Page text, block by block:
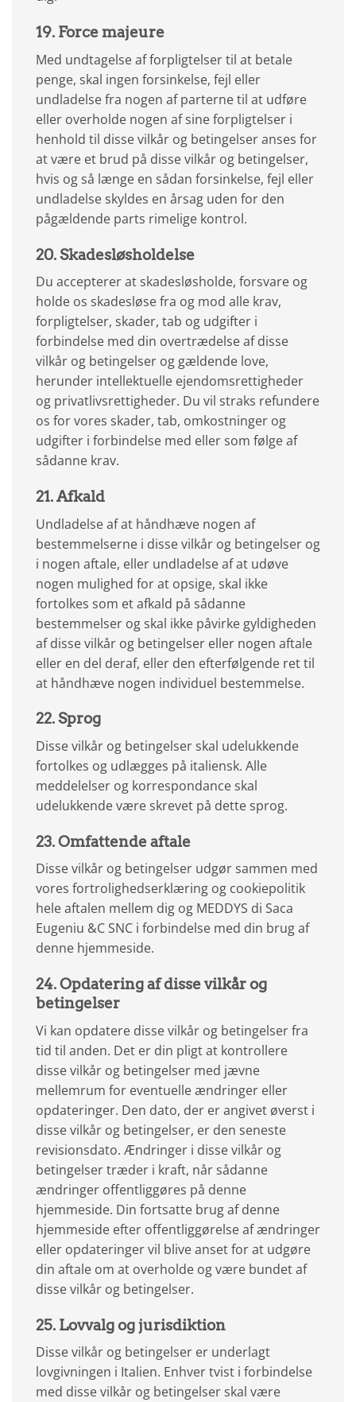
19. Force majeure
Med undtagelse af forpligtelser til at betale
penge, skal ingen forsinkelse, fejl eller
undladelse fra nogen af parterne til at udføre
eller overholde nogen af sine forpligtelser i
henhold til disse vilkår og betingelser anses for
at være et brud på disse vilkår og betingelser,
hvis og så længe en sådan forsinkelse, fejl eller
undladelse skyldes en årsag uden for den
pågældende parts rimelige kontrol.
20. Skadesløsholdelse
Du accepterer at skadesløsholde, forsvare og
holde os skadesløse fra og mod alle krav,
forpligtelser, skader, tab og udgifter i
forbindelse med din overtrædelse af disse
vilkår og betingelser og gældende love,
herunder intellektuelle ejendomsrettigheder
og privatlivsrettigheder. Du vil straks refundere
os for vores skader, tab, omkostninger og
udgifter i forbindelse med eller som følge af
sådanne krav.
21. Afkald
Undladelse af at håndhæve nogen af
bestemmelserne i disse vilkår og betingelser og
i nogen aftale, eller undladelse af at udøve
nogen mulighed for at opsige, skal ikke
fortolkes som et afkald på sådanne
bestemmelser og skal ikke påvirke gyldigheden
af disse vilkår og betingelser eller nogen aftale
eller en del deraf, eller den efterfølgende ret til
at håndhæve nogen individuel bestemmelse.
22. Sprog
Disse vilkår og betingelser skal udelukkende
fortolkes og udlægges på italiensk. Alle
meddelelser og korrespondance skal
udelukkende være skrevet på dette sprog.
23. Omfattende aftale
Disse vilkår og betingelser udgør sammen med
vores fortrolighedserklæring og cookiepolitik
hele aftalen mellem dig og MEDDYS di Saca
Eugeniu &C SNC i forbindelse med din brug af
denne hjemmeside.
24. Opdatering af disse vilkår og
betingelser
Vi kan opdatere disse vilkår og betingelser fra
tid til anden. Det er din pligt at kontrollere
disse vilkår og betingelser med jævne
mellemrum for eventuelle ændringer eller
opdateringer. Den dato, der er angivet øverst i
disse vilkår og betingelser, er den seneste
revisionsdato. Ændringer i disse vilkår og
betingelser træder i kraft, når sådanne
ændringer offentliggøres på denne
hjemmeside. Din fortsatte brug af denne
hjemmeside efter offentliggørelse af ændringer
eller opdateringer vil blive anset for at udgøre
din aftale om at overholde og være bundet af
disse vilkår og betingelser.
25. Lovvalg og jurisdiktion
Disse vilkår og betingelser er underlagt
lovgivningen i Italien. Enhver tvist i forbindelse
med disse vilkår og betingelser skal være